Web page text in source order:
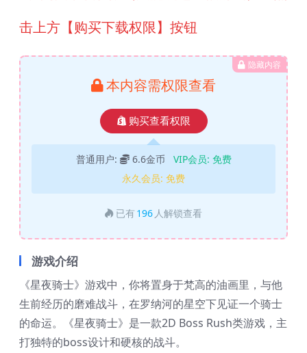
击上方【购买下载权限】按钮
隐藏内容
本内容需权限查看
购买查看权限
普通用户: 6.6金币 VIP会员: 免费
永久会员: 免费
已有 196 人解锁查看
游戏介绍
《星夜骑士》游戏中，你将置身于梵高的油画里，与他
生前经历的磨难战斗，在罗纳河的星空下见证一个骑士
的命运。《星夜骑士》是一款2D Boss Rush类游戏，主
打独特的boss设计和硬核的战斗。